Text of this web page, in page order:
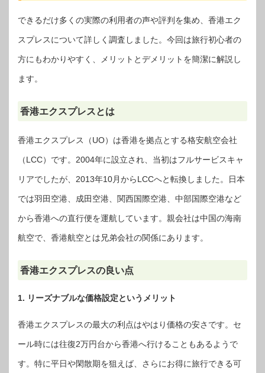
できるだけ多くの実際の利用者の声や評判を集め、香港エク
スプレスについて詳しく調査しました。今回は旅行初心者の
方にもわかりやすく、メリットとデメリットを簡潔に解説し
ます。
香港エクスプレスとは
香港エクスプレス（UO）は香港を拠点とする格安航空会社
（LCC）です。2004年に設立され、当初はフルサービスキャ
リアでしたが、2013年10月からLCCへと転換しました。日本
では羽田空港、成田空港、関西国際空港、中部国際空港など
から香港への直行便を運航しています。親会社は中国の海南
航空で、香港航空とは兄弟会社の関係にあります。
香港エクスプレスの良い点
1. リーズナブルな価格設定というメリット
香港エクスプレスの最大の利点はやはり価格の安さです。セ
ール時には往復2万円台から香港へ行けることもあるようで
す。特に平日や閑散期を狙えば、さらにお得に旅行できる可